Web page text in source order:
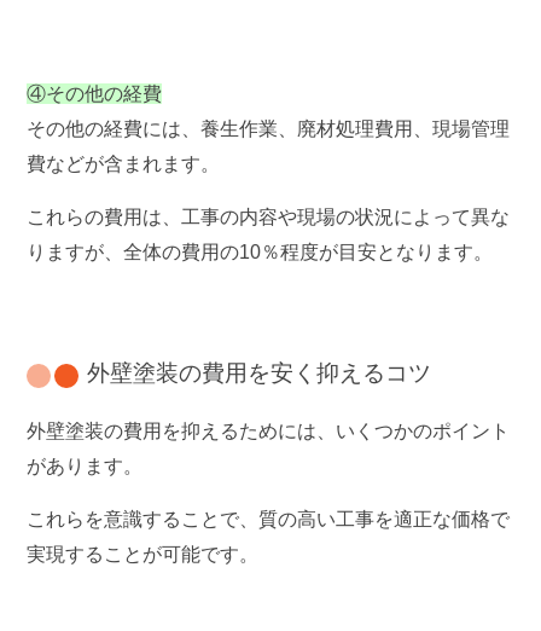
④その他の経費
その他の経費には、養生作業、廃材処理費用、現場管理
費などが含まれます。
これらの費用は、工事の内容や現場の状況によって異な
りますが、全体の費用の10％程度が目安となります。
外壁塗装の費用を安く抑えるコツ
外壁塗装の費用を抑えるためには、いくつかのポイント
があります。
これらを意識することで、質の高い工事を適正な価格で
実現することが可能です。